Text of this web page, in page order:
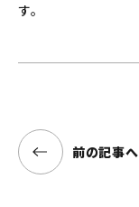
す。
前の記事へ